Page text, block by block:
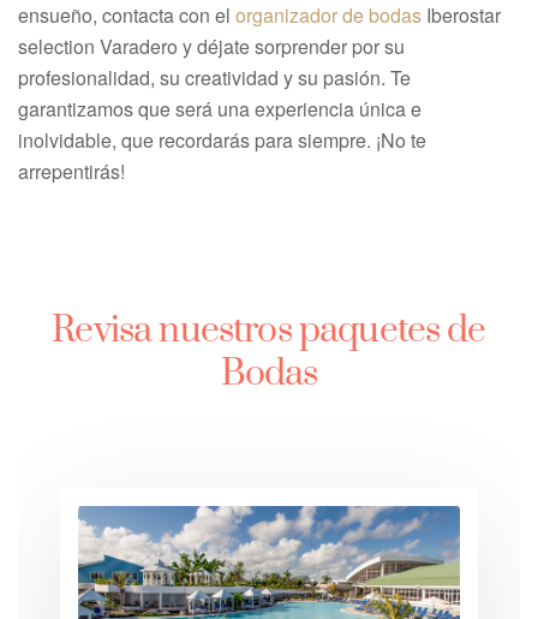
ensueño, contacta con el organizador de bodas Iberostar
selection Varadero y déjate sorprender por su
profesionalidad, su creatividad y su pasión. Te
garantizamos que será una experiencia única e
inolvidable, que recordarás para siempre. ¡No te
arrepentirás!
Revisa nuestros paquetes de
Bodas